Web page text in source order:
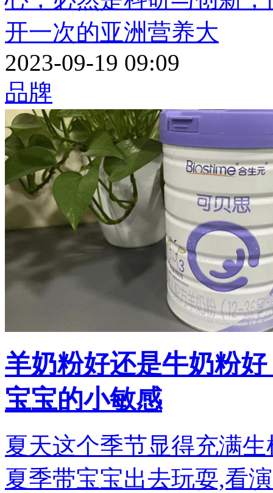
开一次的亚洲营养大
2023-09-19 09:09
品牌
羊奶粉好还是牛奶粉
宝宝的小敏感
夏天这个季节显得充满
夏季带宝宝出去玩耍,看